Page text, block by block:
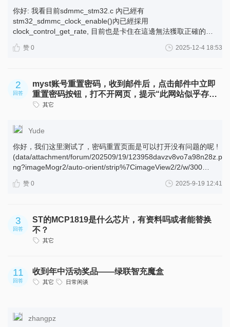
你好: 我看目前sdmmc_stm32.c 內已經有
stm32_sdmmc_clock_enable()內已經採用
clock_control_get_rate, 目前也是卡住在這邊無法獲取正確的
還是讀取異常問題 看起來M7/M4所讀取道的系統時鐘差異蠻多導
PLL1_R: 400000000 Hz m7 PLL2_P: 240000000 Hz m7
PLL2_Q: 120000000 Hz m7 PLL2_R: 48000000 Hz UART
device 'serial@40007c00' is ready. Msg Service [master] demo
200 MHz m4 PLL1_P: 128000000 Hz m4 PLL1_Q: 64000000
Hz m4 PLL1_R: 128000000 Hz m4 PLL2_P: 76800000 Hz m4
PLL2_Q: 38400000 Hz m4 PLL2_R: 15360000 Hz PLL2_R =
64000000 [00:00:10.019,000] [1;31m stm32_sdmmc: Failed
to enable SDMMC domain clock [0m [00:00:10.019,000]
SDMMC2 node */ &sdmmc2 { status = "okay"; compatible =
&sdmmc2_d1_pb15 &sdmmc2_d2_pb3 &sdmmc2_d3_pb4
&sdmmc2_ck_pd6 &sdmmc2_cmd_pa0 >; pinctrl-names =
"default"; /* 如果沒有 Card Detect，可以移除這行 */ cd-gpios = ;
m = ; // mul-n = ; // div-p = ; // div-q = ; // div-r = ; // clocks = ; //
status = "okay"; // }; // &pll2 { // div-m = ; // mul-n = ; // div-p =
;//ori div-p = ; // div-q = ; // div-r = ; // clocks = ; /* Assuming
赞 0 2025-12-4 18:53
2
回答
myst账号重置密码，收到邮件后，点击邮件中立即
重置密码按钮，打不开网页，提示“此网站似乎存在
问题”
其它
Yude
你好，我们这里测试了，密码重置页面是可以打开没有问题的呢 !
(data/attachment/forum/202509/19/123958davzv8vo7a98n28z.p
ng?imageMogr2/auto-orient/strip%7CimageView2/2/w/300
让系统重新发一下邮件再试试。 如果还是不行，可以私信我您的
赞 0 2025-9-19 12:41
3
回答
ST的MCP1819是什么芯片，有资料吗或者能替换
不？
其它
11
回答
收到年中活动奖品——绿联智充魔盒
其它 日常闲谈
zhangpz